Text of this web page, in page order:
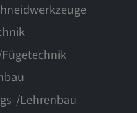
Lehrenbau